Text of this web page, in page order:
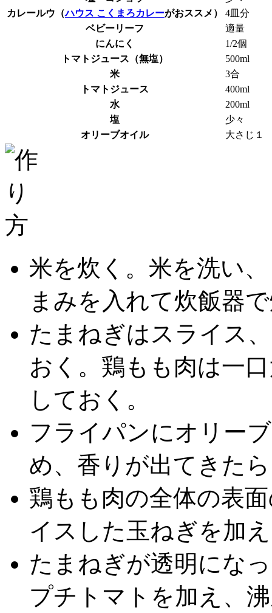
カレールウ（ハウス こくまろカレーがおススメ）
4皿分
ベビーリーフ
適量
にんにく
1/2個
トマトジュース（無塩）
500ml
米
3合
トマトジュース
400ml
水
200ml
塩
少々
オリーブオイル
大さじ１
米を炊く。米を洗い
まみを入れて炊飯器
たまねぎはスライス
おく。鶏もも肉は一
しておく。
フライパンにオリー
め、香りが出てきた
鶏もも肉の全体の表
イスした玉ねぎを加
たまねぎが透明にな
プチトマトを加え、